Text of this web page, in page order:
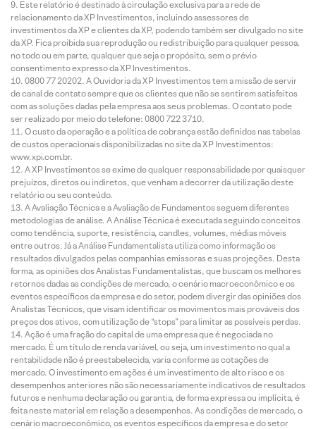
Este relatório é destinado à circulação exclusiva para a rede de
relacionamento da XP Investimentos, incluindo assessores de
investimentos da XP e clientes da XP, podendo também ser divulgado no site
da XP. Fica proibida sua reprodução ou redistribuição para qualquer pessoa,
no todo ou em parte, qualquer que seja o propósito, sem o prévio
consentimento expresso da XP Investimentos.
0800 77 20202. A Ouvidoria da XP Investimentos tem a missão de servir
de canal de contato sempre que os clientes que não se sentirem satisfeitos
com as soluções dadas pela empresa aos seus problemas. O contato pode
ser realizado por meio do telefone: 0800 722 3710.
O custo da operação e a política de cobrança estão definidos nas tabelas
de custos operacionais disponibilizadas no site da XP Investimentos:
www.xpi.com.br.
A XP Investimentos se exime de qualquer responsabilidade por quaisquer
prejuízos, diretos ou indiretos, que venham a decorrer da utilização deste
relatório ou seu conteúdo.
A Avaliação Técnica e a Avaliação de Fundamentos seguem diferentes
metodologias de análise. A Análise Técnica é executada seguindo conceitos
como tendência, suporte, resistência, candles, volumes, médias móveis
entre outros. Já a Análise Fundamentalista utiliza como informação os
resultados divulgados pelas companhias emissoras e suas projeções. Desta
forma, as opiniões dos Analistas Fundamentalistas, que buscam os melhores
retornos dadas as condições de mercado, o cenário macroeconômico e os
eventos específicos da empresa e do setor, podem divergir das opiniões dos
Analistas Técnicos, que visam identificar os movimentos mais prováveis dos
preços dos ativos, com utilização de “stops” para limitar as possíveis perdas.
Ação é uma fração do capital de uma empresa que é negociada no
mercado. É um título de renda variável, ou seja, um investimento no qual a
rentabilidade não é preestabelecida, varia conforme as cotações de
mercado. O investimento em ações é um investimento de alto risco e os
desempenhos anteriores não são necessariamente indicativos de resultados
futuros e nenhuma declaração ou garantia, de forma expressa ou implícita, é
feita neste material em relação a desempenhos. As condições de mercado, o
cenário macroeconômico, os eventos específicos da empresa e do setor